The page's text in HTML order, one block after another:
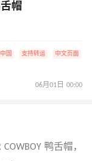
舌帽
国 支持转运 中文页面
06月01日 00:00
COWBOY 鸭舌帽，